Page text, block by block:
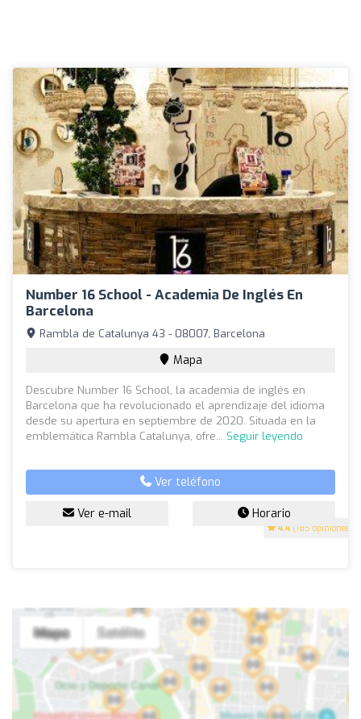
Number 16 School - Academia De Inglés En
Barcelona
4.4 (185 opiniones)
Rambla de Catalunya 43 - 08007, Barcelona
Mapa
Descubre Number 16 School, la academia de inglés en
Barcelona que ha revolucionado el aprendizaje del idioma
desde su apertura en septiembre de 2020. Situada en la
emblemática Rambla Catalunya, ofre... Seguir leyendo
Ver teléfono
Ver e-mail Horario